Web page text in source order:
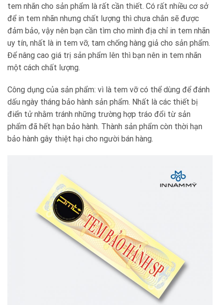
tem nhãn cho sản phẩm là rất cần thiết. Có rất nhiều cơ sở
để in tem nhãn nhưng chất lượng thì chưa chắn sẽ được
đảm bảo, vậy nên bạn cần tìm cho mình địa chỉ in tem nhãn
uy tín, nhất là in tem vỡ, tam chống hàng giả cho sản phẩm.
Để nâng cao giá trị sản phẩm lên thì bạn nên in tem nhãn
một cách chất lượng.
Công dụng của sản phẩm: vì là tem vỡ có thể dùng để đánh
dấu ngày tháng bảo hành sản phẩm. Nhất là các thiết bị
điển tử nhằm tránh những trường hợp tráo đổi từ sản
phẩm đã hết hạn bảo hành. Thành sản phẩm còn thời hạn
bảo hành gây thiệt hại cho người bán hàng.